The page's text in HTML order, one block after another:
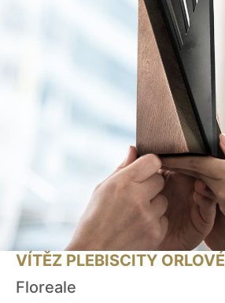
VÍTĚZ PLEBISCITY ORLOVÉ
Floreale